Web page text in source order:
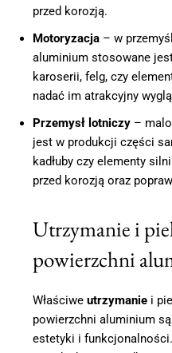
przed korozją.
Motoryzacja – w
aluminium stosowane
karoserii, felg, czy
nadać im atrakcyjny
Przemysł lotniczy –
jest w produkcji części
kadłuby czy elementy
przed korozją oraz
Utrzymanie i
powierzchni
Właściwe utrzymanie i
powierzchni aluminium
estetyki i